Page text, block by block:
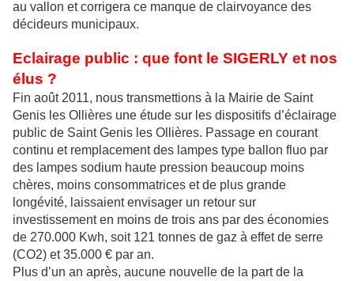
au vallon et corrigera ce manque de clairvoyance des
décideurs municipaux.
Eclairage public : que font le SIGERLY et nos
élus ?
Fin août 2011, nous transmettions à la Mairie de Saint
Genis les Ollières une étude sur les dispositifs d’éclairage
public de Saint Genis les Ollières. Passage en courant
continu et remplacement des lampes type ballon fluo par
des lampes sodium haute pression beaucoup moins
chères, moins consommatrices et de plus grande
longévité, laissaient envisager un retour sur
investissement en moins de trois ans par des économies
de 270.000 Kwh, soit 121 tonnes de gaz à effet de serre
(CO2) et 35.000 € par an.
Plus d’un an après, aucune nouvelle de la part de la